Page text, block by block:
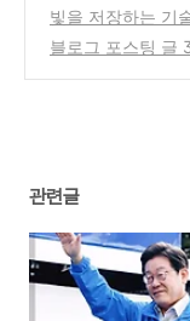
표 일정 총정리
(4)
빛을 저장하는 기
초 연구부터 현재,
블로그 포스팅 글
관련글